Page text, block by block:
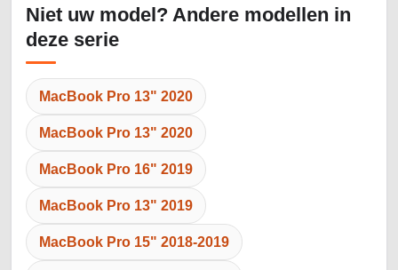
Niet uw model? Andere modellen in
deze serie
MacBook Pro 13" 2020
MacBook Pro 13" 2020
MacBook Pro 16" 2019
MacBook Pro 13" 2019
MacBook Pro 15" 2018-2019